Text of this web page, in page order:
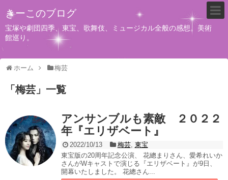
きーこのブログ
宝塚や劇団四季、東宝、歌舞伎、ミュージカル全般の感想。美術
館巡り。
ホーム 梅芸
「 梅芸 」 一覧
アンサンブルも素敵 ２０２２
年『エリザベート』
2022/10/13 梅芸, 東宝
東宝版の20周年記念公演、 花總まりさん、愛希れいか
さんがWキャストで演じる『エリザベート』が9日、
開幕いたしました。 花總さん...